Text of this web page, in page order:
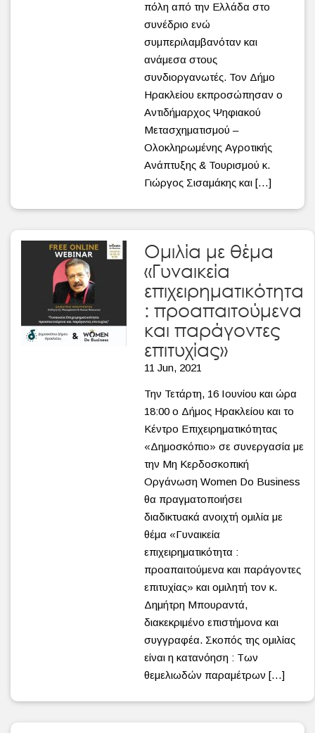
πόλη από την Ελλάδα στο
συνέδριο ενώ
συμπεριλαμβανόταν και
ανάμεσα στους
συνδιοργανωτές. Τον Δήμο
Ηρακλείου εκπροσώπησαν ο
Αντιδήμαρχος Ψηφιακού
Μετασχηματισμού –
Ολοκληρωμένης Αγροτικής
Ανάπτυξης & Τουρισμού κ.
Γιώργος Σισαμάκης και […]
Ομιλία με θέμα
«Γυναικεία
επιχειρηματικότητα
: προαπαιτούμενα
και παράγοντες
επιτυχίας»
11 Jun, 2021
Την Τετάρτη, 16 Ιουνίου και ώρα
18:00 ο Δήμος Ηρακλείου και το
Κέντρο Επιχειρηματικότητας
«Δημοσκόπιο» σε συνεργασία με
την Μη Κερδοσκοπική
Οργάνωση Women Do Business
θα πραγματοποιήσει
διαδικτυακά ανοιχτή ομιλία με
θέμα «Γυναικεία
επιχειρηματικότητα :
προαπαιτούμενα και παράγοντες
επιτυχίας» και ομιλητή τον κ.
Δημήτρη Μπουραντά,
διακεκριμένο επιστήμονα και
συγγραφέα. Σκοπός της ομιλίας
είναι η κατανόηση : Των
θεμελιωδών παραμέτρων […]